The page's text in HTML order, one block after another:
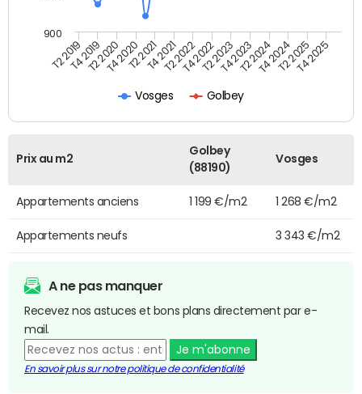
Vosges Golbey
T2 2019T4 2019T2 2020T4 2020T2 2021T4 2021T2 2022T4 2022T2 2023T4 2023T2 2024T4 2024T2 2025T4 2025
900
Prix au m2
Golbey
(88190)
Vosges
Appartements anciens 1 199 €/m2 1 268 €/m2
Appartements neufs 3 343 €/m2
A ne pas manquer
Recevez nos astuces et bons plans directement par e-
mail.
Je m'abonne
En savoir plus sur notre politique de confidentialité